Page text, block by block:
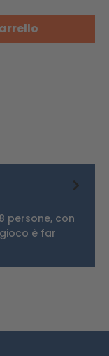
persone, con
è far